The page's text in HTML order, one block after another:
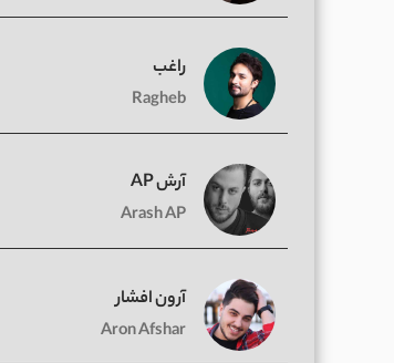
راغب
Ragheb
آرش AP
Arash AP
آرون افشار
Aron Afshar